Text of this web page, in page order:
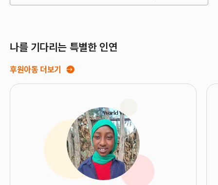
나를 기다리는 특별한 인연
후원아동 더보기